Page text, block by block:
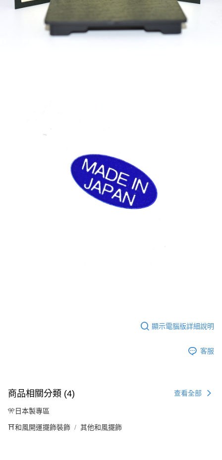
顯示電腦版詳細說明
客服
商品相關分類 (4) 查看全部
🎌日本製專區
⛩️和風開運擺飾裝飾 其他和風擺飾